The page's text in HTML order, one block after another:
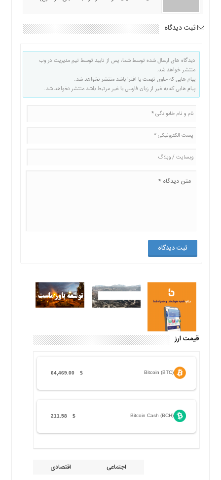
ثبت دیدگاه
دیدگاه های ارسال شده توسط شما، پس از تایید توسط تیم مدیریت در وب
منتشر خواهد شد.
پیام هایی که حاوی تهمت یا افترا باشد منتشر نخواهد شد.
پیام هایی که به غیر از زبان فارسی یا غیر مرتبط باشد منتشر نخواهد شد.
قیمت ارز
Bitcoin (BTC)
$
64,469.00
Bitcoin Cash (BCH)
$
211.58
اجتماعی اقتصادی